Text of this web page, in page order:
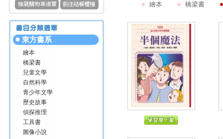
東方書系
繪本
橋梁書
兒童文學
自然科學
青少年文學
歷史故事
偵探推理
工具書
圖像小說
繪本 橋梁書